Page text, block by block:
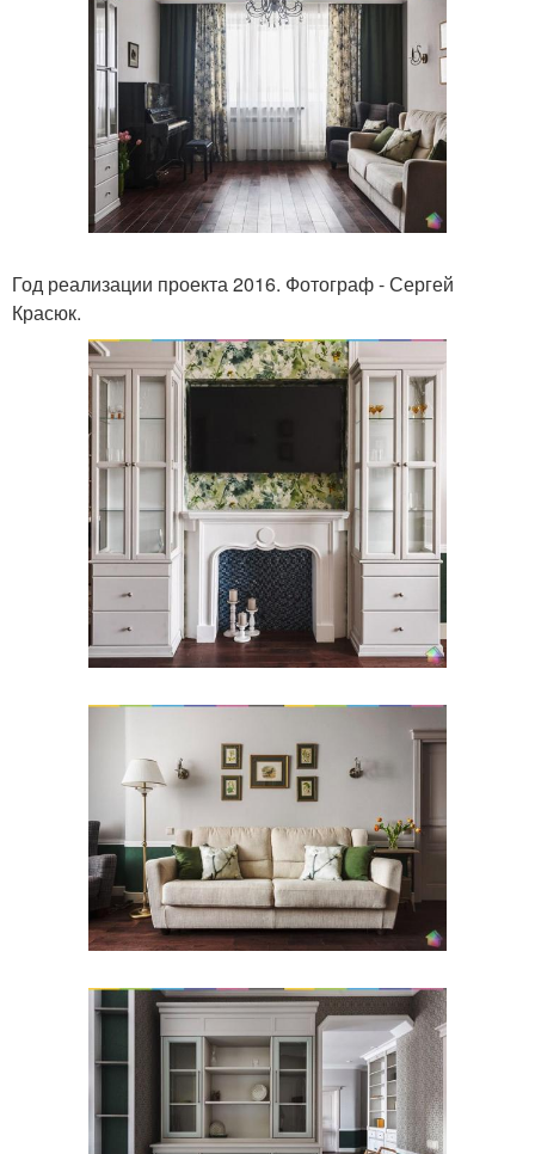
Год реализации проекта 2016. Фотограф - Сергей
Красюк.